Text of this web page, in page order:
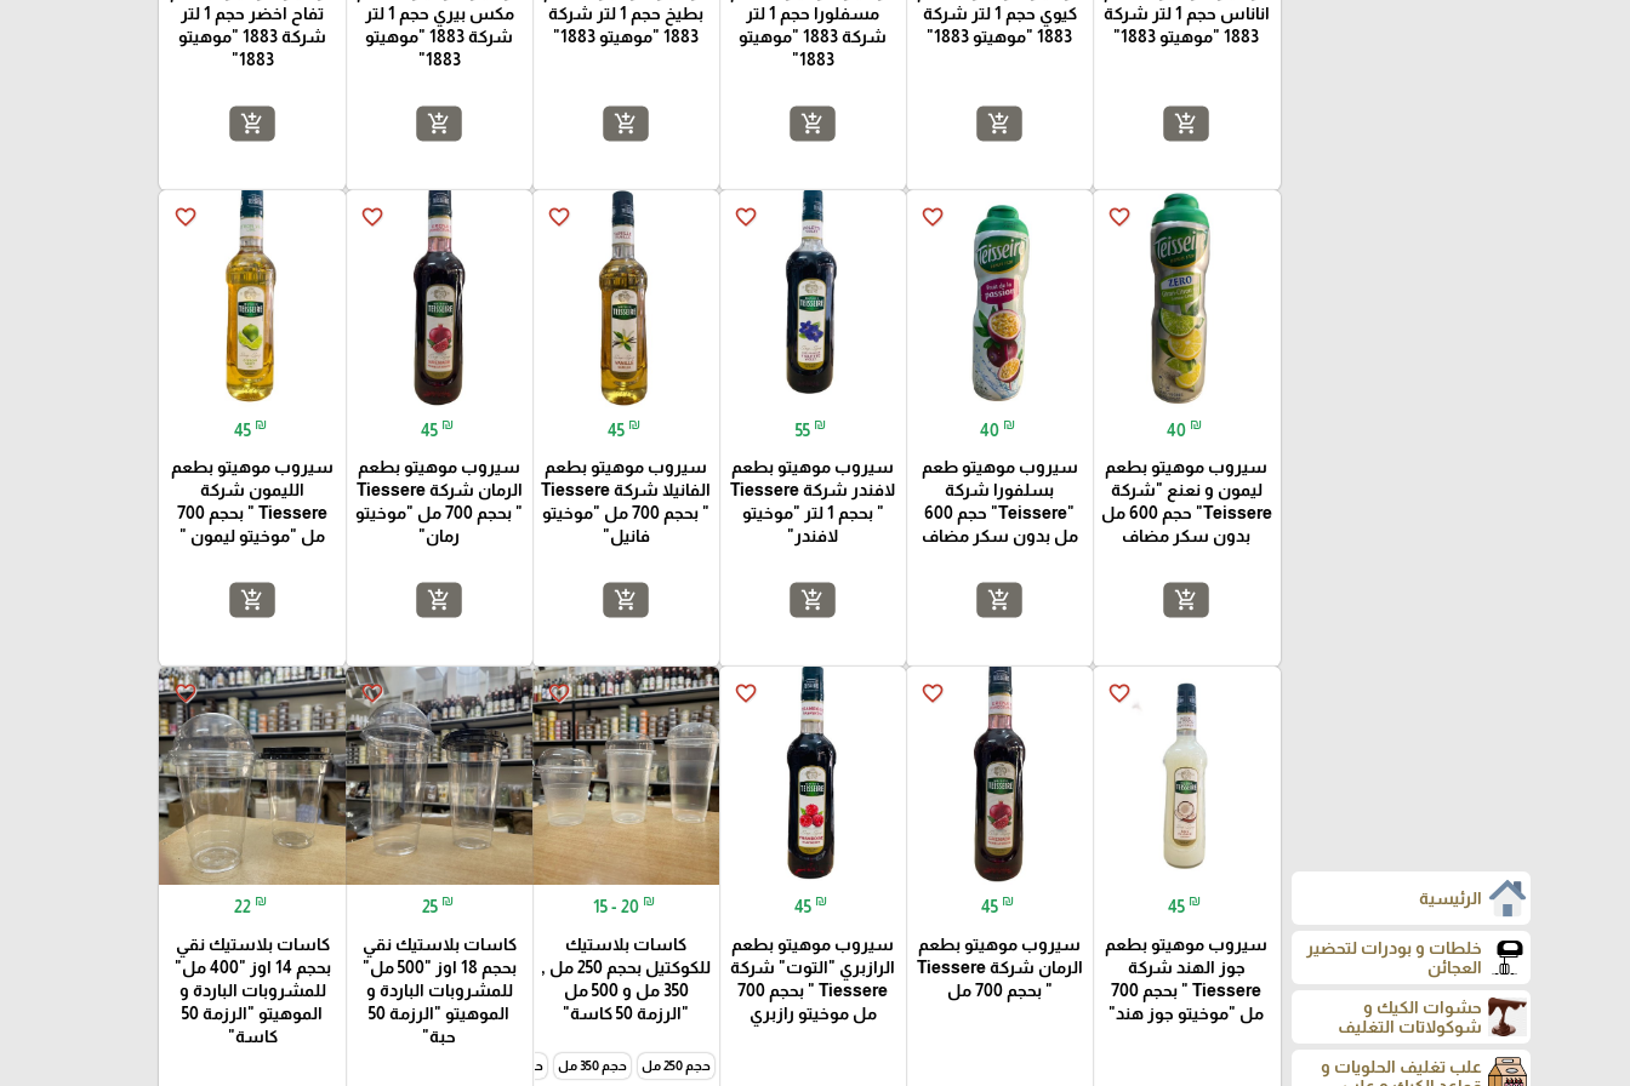
الرئيسية
خلطات و بودرات لتحضير
العجائن
حشوات الكيك و
شوكولاتات التغليف
علب تغليف الحلويات و
اناناس حجم 1 لتر شركة
1883 "موهيتو 1883"
add_shopping_cart
كيوي حجم 1 لتر شركة
1883 "موهيتو 1883"
add_shopping_cart
مسفلورا حجم 1 لتر
شركة 1883 "موهيتو
1883"
add_shopping_cart
بطيخ حجم 1 لتر شركة
1883 "موهيتو 1883"
add_shopping_cart
مكس بيري حجم 1 لتر
شركة 1883 "موهيتو
1883"
add_shopping_cart
تفاح اخضر حجم 1 لتر
شركة 1883 "موهيتو
1883"
add_shopping_cart
favorite_border
40 ₪
سيروب موهيتو بطعم
ليمون و نعنع "شركة
Teissere" حجم 600 مل
بدون سكر مضاف
add_shopping_cart
favorite_border
40 ₪
سيروب موهيتو طعم
بسلفورا شركة
"Teissere" حجم 600
مل بدون سكر مضاف
add_shopping_cart
favorite_border
55 ₪
سيروب موهيتو بطعم
لافندر شركة Tiessere
" بحجم 1 لتر "موخيتو
لافندر"
add_shopping_cart
favorite_border
45 ₪
سيروب موهيتو بطعم
الفانيلا شركة Tiessere
" بحجم 700 مل "موخيتو
فانيل"
add_shopping_cart
favorite_border
45 ₪
سيروب موهيتو بطعم
الرمان شركة Tiessere
" بحجم 700 مل "موخيتو
رمان"
add_shopping_cart
favorite_border
45 ₪
سيروب موهيتو بطعم
الليمون شركة
Tiessere " بحجم 700
مل "موخيتو ليمون "
add_shopping_cart
favorite_border
45 ₪
سيروب موهيتو بطعم
جوز الهند شركة
Tiessere " بحجم 700
مل "موخيتو جوز هند"
favorite_border
45 ₪
سيروب موهيتو بطعم
الرمان شركة Tiessere
" بحجم 700 مل
favorite_border
45 ₪
سيروب موهيتو بطعم
الرازبري "التوت" شركة
Tiessere " بحجم 700
مل موخيتو رازبري
favorite_border
15 - 20 ₪
كاسات بلاستيك
للكوكتيل بحجم 250 مل ,
350 مل و 500 مل
"الرزمة 50 كاسة"
حجم 250 مل حجم 350 مل حجم 500 مل
favorite_border
25 ₪
كاسات بلاستيك نقي
بحجم 18 اوز "500 مل"
للمشروبات الباردة و
الموهيتو "الرزمة 50
حبة"
favorite_border
22 ₪
كاسات بلاستيك نقي
بحجم 14 اوز "400 مل"
للمشروبات الباردة و
الموهيتو "الرزمة 50
كاسة"